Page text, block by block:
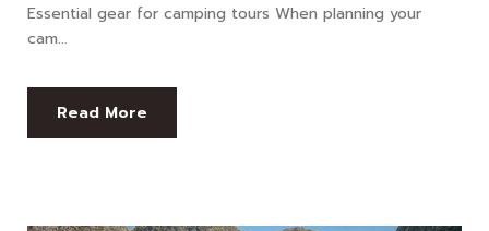
Essential gear for camping tours When planning your
cam...
Read More